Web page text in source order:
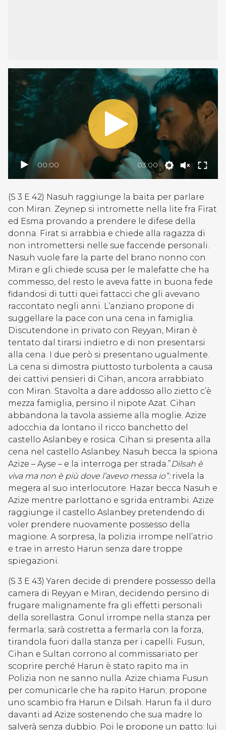
00:00 03:00
(S 3 E 42) Nasuh raggiunge la baita per parlare
con Miran. Zeynep si intromette nella lite fra Firat
ed Esma provando a prendere le difese della
donna. Firat si arrabbia e chiede alla ragazza di
non intromettersi nelle sue faccende personali.
Nasuh vuole fare la parte del brano nonno con
Miran e gli chiede scusa per le malefatte che ha
commesso, del resto le aveva fatte in buona fede
fidandosi di tutti quei fattacci che gli avevano
raccontato negli anni. L’anziano propone di
suggellare la pace con una cena in famiglia.
Discutendone in privato con Reyyan, Miran è
tentato dal tirarsi indietro e di non presentarsi
alla cena. I due però si presentano ugualmente.
La cena si dimostra piuttosto turbolenta a causa
dei cattivi pensieri di Cihan, ancora arrabbiato
con Miran. Stavolta a dare addosso allo zietto c’è
mezza famiglia, persino il nipote Azat. Cihan
abbandona la tavola assieme alla moglie. Azize
adocchia da lontano il ricco banchetto del
castello Aslanbey e rosica. Cihan si presenta alla
cena nel castello Aslanbey. Nasuh becca la spiona
Azize – Ayse – e la interroga per strada.”Dilsah è
viva ma non è più dove l’avevo messa io”:rivela la
megera al suo interlocutore. Hazar becca Nasuh e
Azize mentre parlottano e sgrida entrambi. Azize
raggiunge il castello Aslanbey pretendendo di
voler prendere nuovamente possesso della
magione. A sorpresa, la polizia irrompe nell’atrio
e trae in arresto Harun senza dare troppe
spiegazioni.
(S 3 E 43) Yaren decide di prendere possesso della
camera di Reyyan e Miran, decidendo persino di
frugare malignamente fra gli effetti personali
della sorellastra. Gonul irrompe nella stanza per
fermarla; sarà costretta a fermarla con la forza,
tirandola fuori dalla stanza per i capelli. Fusun,
Cihan e Sultan corrono al commissariato per
scoprire perché Harun è stato rapito ma in
Polizia non ne sanno nulla. Azize chiama Fusun
per comunicarle che ha rapito Harun; propone
uno scambio fra Harun e Dilsah. Harun fa il duro
davanti ad Azize sostenendo che sua madre lo
salverà senza dubbio. Poi le propone un patto: lui